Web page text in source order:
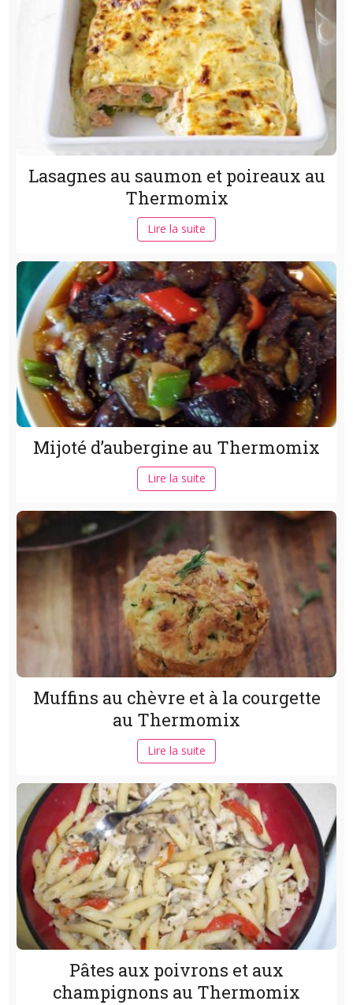
Lasagnes au saumon et poireaux au
Thermomix
Lire la suite
Mijoté d’aubergine au Thermomix
Lire la suite
Muffins au chèvre et à la courgette
au Thermomix
Lire la suite
Pâtes aux poivrons et aux
champignons au Thermomix